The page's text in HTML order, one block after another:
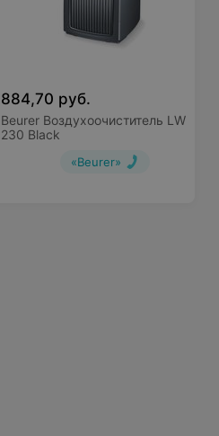
884,70 руб.
Beurer Воздухоочиститель LW
230 Black
«Beurer»